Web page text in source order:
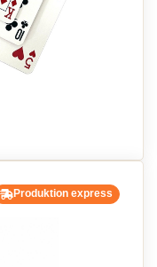
Produktion express